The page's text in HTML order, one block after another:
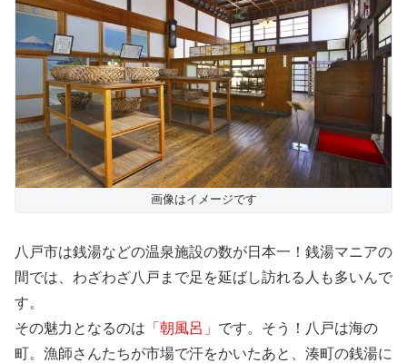
画像はイメージです
八戸市は銭湯などの温泉施設の数が日本一！銭湯マニアの
間では、わざわざ八戸まで足を延ばし訪れる人も多いんで
す。
その魅力となるのは 「朝風呂」 です。そう！八戸は海の
町。漁師さんたちが市場で汗をかいたあと、湊町の銭湯に